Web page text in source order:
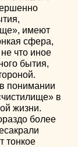
имеют
сфера,
что иное
бытия,
понимании
в
жизни.
более
тонкое